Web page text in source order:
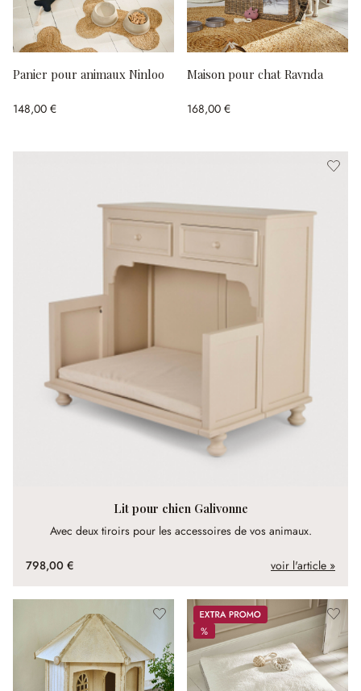
Panier pour animaux Ninloo
148,00 €
Maison pour chat Ravnda
168,00 €
Lit pour chien Galivonne
Avec deux tiroirs pour les accessoires de vos animaux.
798,00 € voir l'article »
Promos
%
%